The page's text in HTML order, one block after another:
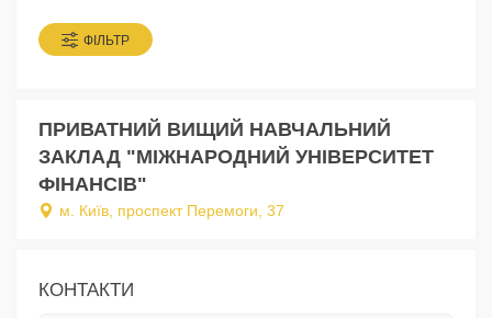
ФІЛЬТР
ПРИВАТНИЙ ВИЩИЙ НАВЧАЛЬНИЙ
ЗАКЛАД "МІЖНАРОДНИЙ УНІВЕРСИТЕТ
ФІНАНСІВ"
м. Київ, проспект Перемоги, 37
КОНТАКТИ